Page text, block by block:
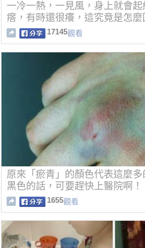
一冷一熱，一見風，身上就會
瘩，有時還很癢，這究竟是怎麼
17145觀看
原來「瘀青」的顏色代表這麼
黑色的話，可要趕快上醫院啊！
1655觀看